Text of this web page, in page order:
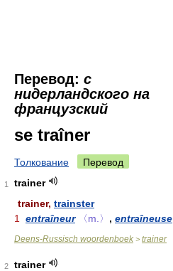
Перевод: с
нидерландского на
французский
se traîner
Толкование Перевод
1
trainer
trainer, trainster
1
entraîneur 〈m.〉 , entraîneuse
Deens-Russisch woordenboek > trainer
2
trainer